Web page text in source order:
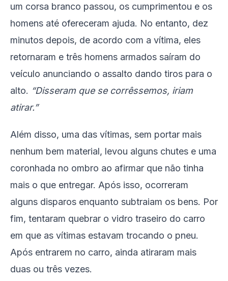
um corsa branco passou, os cumprimentou e os
homens até ofereceram ajuda. No entanto, dez
minutos depois, de acordo com a vítima, eles
retornaram e três homens armados saíram do
veículo anunciando o assalto dando tiros para o
alto. “Disseram que se corrêssemos, iriam
atirar.”
Além disso, uma das vítimas, sem portar mais
nenhum bem material, levou alguns chutes e uma
coronhada no ombro ao afirmar que não tinha
mais o que entregar. Após isso, ocorreram
alguns disparos enquanto subtraiam os bens. Por
fim, tentaram quebrar o vidro traseiro do carro
em que as vítimas estavam trocando o pneu.
Após entrarem no carro, ainda atiraram mais
duas ou três vezes.